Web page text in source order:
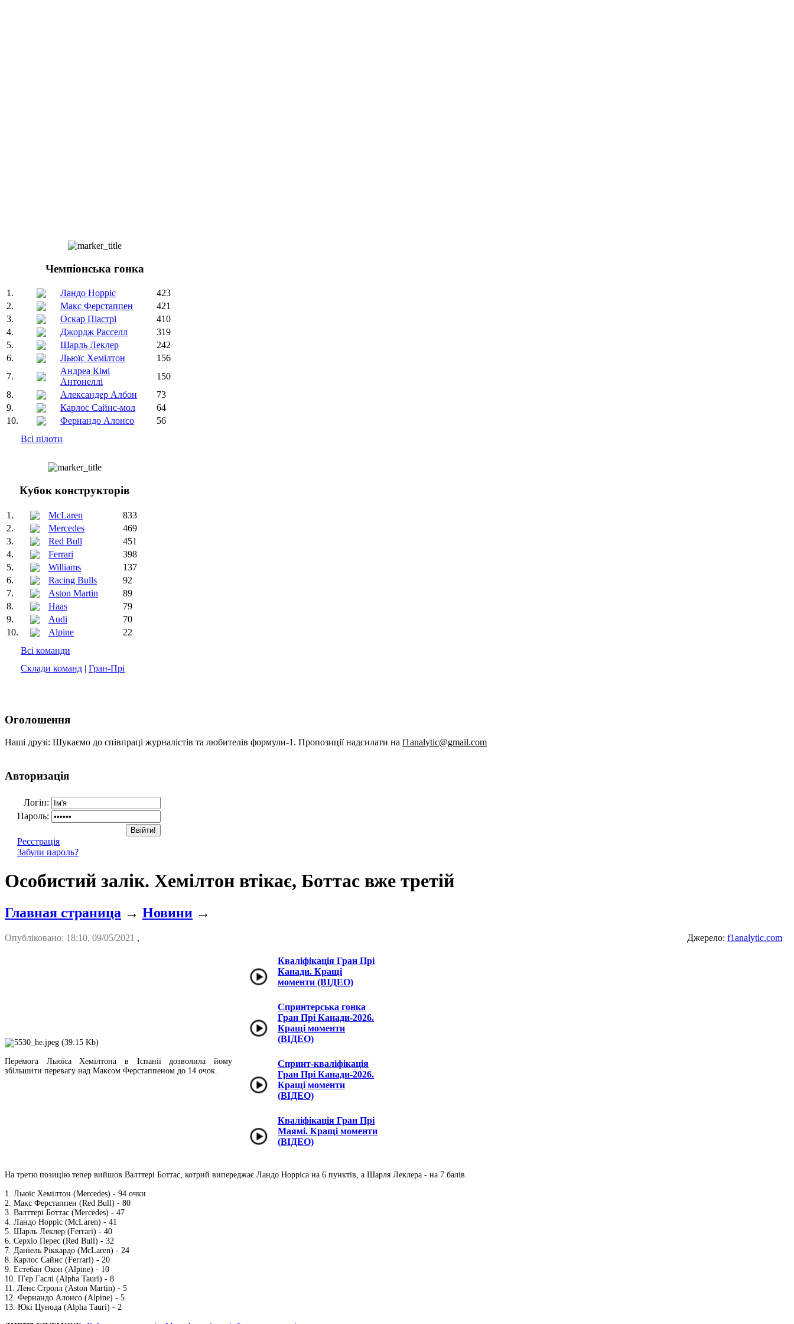
Чемпіонська гонка
1. Ландо Норріс
423
2.
Макс Ферстаппен
421
3.
Оскар Піастрі
410
4.
Джордж Расселл
319
5.
Шарль Леклер
242
6.
Льюїс Хемілтон
156
7.
Андреа Кімі
Антонеллі
150
8.
Александер Албон
73
9.
Карлос Сайнс-мол
64
10.
Фернандо Алонсо
56
Всі пілоти
Кубок конструкторів
1. McLaren
833
2.
Mercedes
469
3.
Red Bull
451
4.
Ferrari
398
5.
Williams
137
6.
Racing Bulls
92
7.
Aston Martin
89
8.
Haas
79
9.
Audi
70
10.
Alpine
22
Всі команди
Склади команд | Гран-Прі
Оголошення
Наші друзі: Шукаємо до співпраці журналістів та любителів формули-1. Пропозиції надсилати на f1analytic@gmail.com
Авторизація
Логін:
Пароль:
Реєстрація
Забули пароль?
Особистий залік. Хемілтон втікає, Боттас вже третій
Главная страница → Новини →
Опубліковано: 18:10, 09/05/2021 , Джерело: f1analytic.com
Перемога Льюїса Хемілтона в Іспанії дозволила йому
збільшити перевагу над Максом Ферстаппеном до 14 очок.
Кваліфікація Гран Прі
Канади. Кращі
моменти (ВІДЕО)
Спринтерська гонка
Гран Прі Канади-2026.
Кращі моменти
(ВІДЕО)
Спринт-кваліфікація
Гран Прі Канади-2026.
Кращі моменти
(ВІДЕО)
Кваліфікація Гран Прі
Маямі. Кращі моменти
(ВІДЕО)
На третю позицію тепер вийшов Валттері Боттас, котрий випереджає Ландо Норріса на 6 пунктів, а Шарля Леклера - на 7 балів.
1. Льюїс Хемілтон (Mercedes) - 94 очки
2. Макс Ферстаппен (Red Bull) - 80
3. Валттері Боттас (Mercedes) - 47
4. Ландо Норріс (McLaren) - 41
5. Шарль Леклер (Ferrari) - 40
6. Серхіо Перес (Red Bull) - 32
7. Даніель Ріккардо (McLaren) - 24
8. Карлос Сайнс (Ferrari) - 20
9. Естебан Окон (Alpine) - 10
10. П'єр Гаслі (Alpha Tauri) - 8
11. Ленс Стролл (Aston Martin) - 5
12. Фернандо Алонсо (Alpine) - 5
13. Юкі Цунода (Alpha Tauri) - 2